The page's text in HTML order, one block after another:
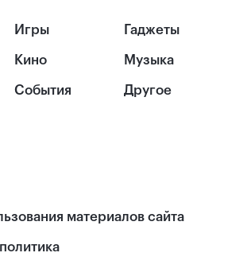
Игры
Кино
События
Гаджеты
Музыка
Другое
материалов сайта